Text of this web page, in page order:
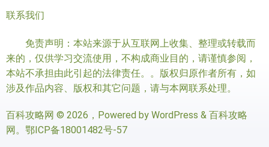
联系我们
免责声明：本站来源于从互联网上收集、整理或转载而
来的，仅供学习交流使用，不构成商业目的，请谨慎参阅，
本站不承担由此引起的法律责任。。版权归原作者所有，如
涉及作品内容、版权和其它问题，请与本网联系处理。
百科攻略网 © 2026，Powered by WordPress & 百科攻略
网。 鄂ICP备18001482号-57